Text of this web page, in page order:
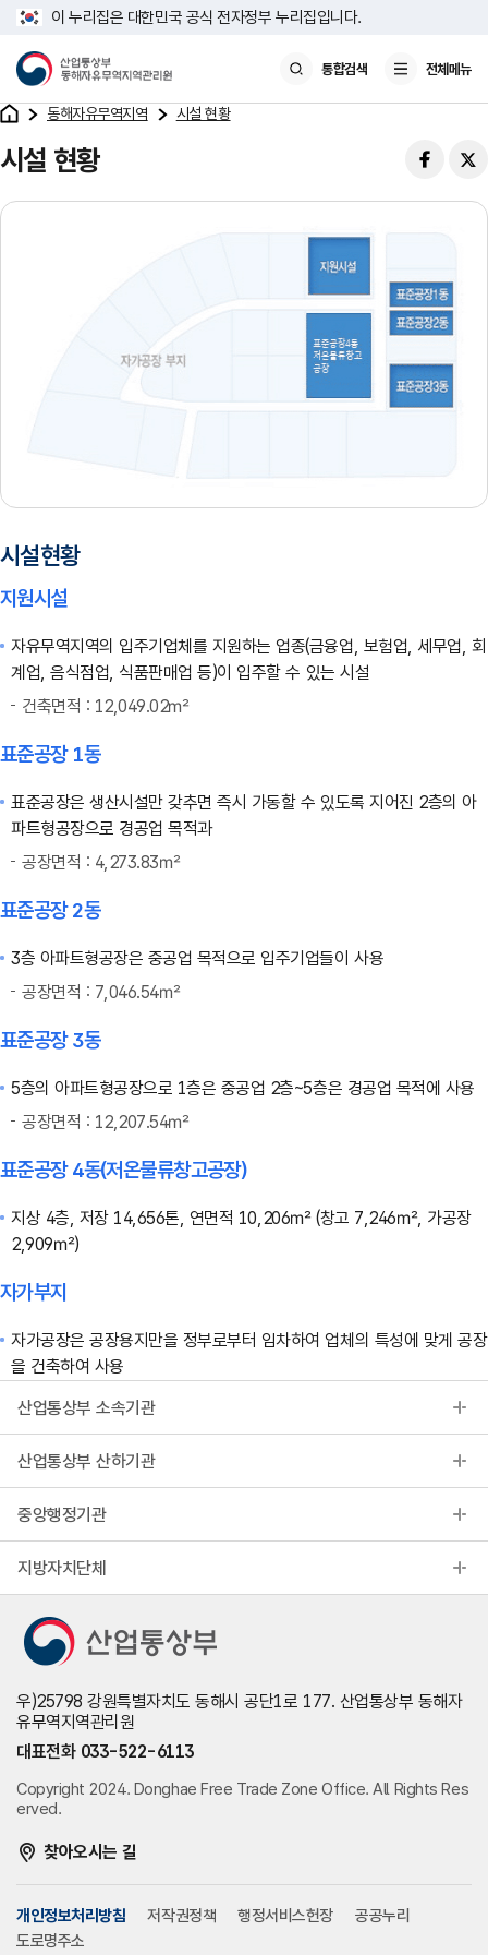
이 누리집은 대한민국 공식 전자정부 누리집입니다.
통합검색 전체메뉴
동해자유무역지역 시설 현황
시설 현황
시설현황
지원시설
자유무역지역의 입주기업체를 지원하는 업종(금융업, 보험업, 세무업, 회
계업, 음식점업, 식품판매업 등)이 입주할 수 있는 시설
건축면적 : 12,049.02㎡
표준공장 1동
표준공장은 생산시설만 갖추면 즉시 가동할 수 있도록 지어진 2층의 아
파트형공장으로 경공업 목적과
공장면적 : 4,273.83㎡
표준공장 2동
3층 아파트형공장은 중공업 목적으로 입주기업들이 사용
공장면적 : 7,046.54㎡
표준공장 3동
5층의 아파트형공장으로 1층은 중공업 2층~5층은 경공업 목적에 사용
공장면적 : 12,207.54㎡
표준공장 4동(저온물류창고공장)
지상 4층, 저장 14,656톤, 연면적 10,206㎡ (창고 7,246㎡, 가공장
2,909㎡)
자가부지
자가공장은 공장용지만을 정부로부터 임차하여 업체의 특성에 맞게 공장
을 건축하여 사용
산업통상부 소속기관
산업통상부 산하기관
중앙행정기관
지방자치단체
우)25798 강원특별자치도 동해시 공단1로 177. 산업통상부 동해자
유무역지역관리원
대표전화 033-522-6113
Copyright 2024. Donghae Free Trade Zone Office. All Rights Res
erved.
찾아오시는 길
개인정보처리방침 저작권정책 행정서비스헌장
공공누리
도로명주소